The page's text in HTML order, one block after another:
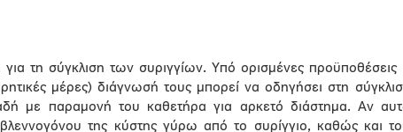
τη σύγκλιση των συριγγίων. Υπό ορισμένες προϋποθέσεις
μέρες) διάγνωσή τους μπορεί να οδηγήσει στη
με παραμονή του καθετήρα για αρκετό διάστημα. Αν
της κύστης γύρω από το συρίγγιο, καθώς και